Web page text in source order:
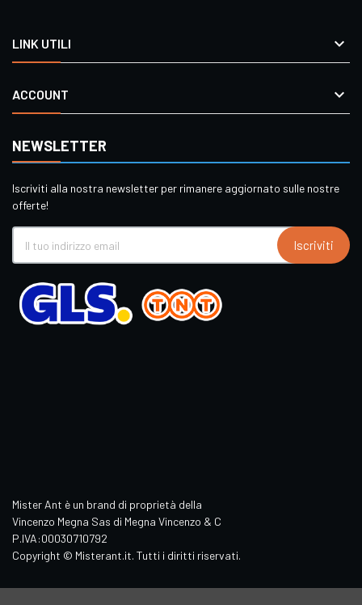
LINK UTILI 
ACCOUNT 
NEWSLETTER
Iscriviti alla nostra newsletter per rimanere aggiornato sulle nostre
offerte!
Iscriviti
Mister Ant è un brand di proprietà della
Vincenzo Megna Sas di Megna Vincenzo & C
P.IVA:00030710792
Copyright © Misterant.it. Tutti i diritti riservati.